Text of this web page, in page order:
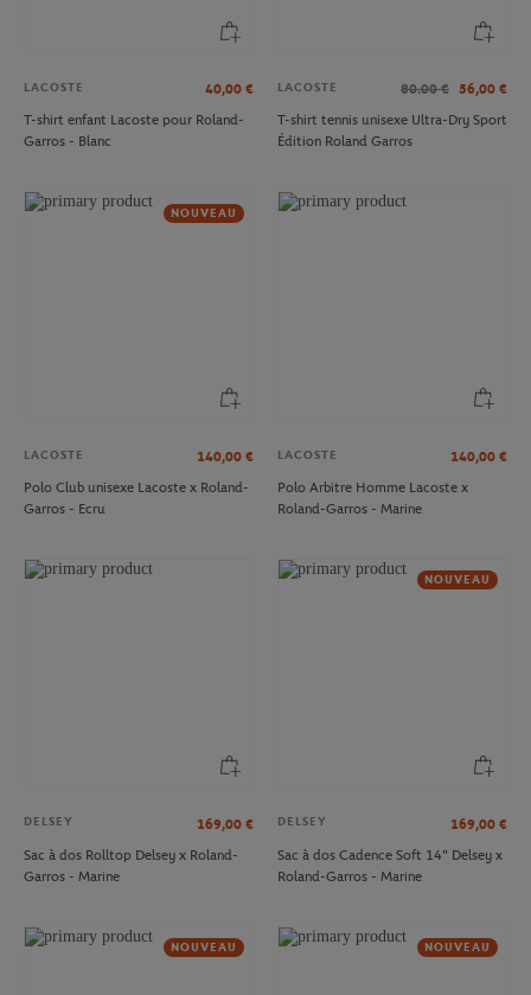
LACOSTE 40,00 €
T-shirt enfant Lacoste pour Roland-
Garros - Blanc
LACOSTE 80.00 € 56,00 €
T-shirt tennis unisexe Ultra-Dry Sport
Édition Roland Garros
NOUVEAU
LACOSTE 140,00 €
Polo Club unisexe Lacoste x Roland-
Garros - Ecru
LACOSTE 140,00 €
Polo Arbitre Homme Lacoste x
Roland-Garros - Marine
DELSEY 169,00 €
Sac à dos Rolltop Delsey x Roland-
Garros - Marine
NOUVEAU
DELSEY 169,00 €
Sac à dos Cadence Soft 14" Delsey x
Roland-Garros - Marine
NOUVEAU NOUVEAU